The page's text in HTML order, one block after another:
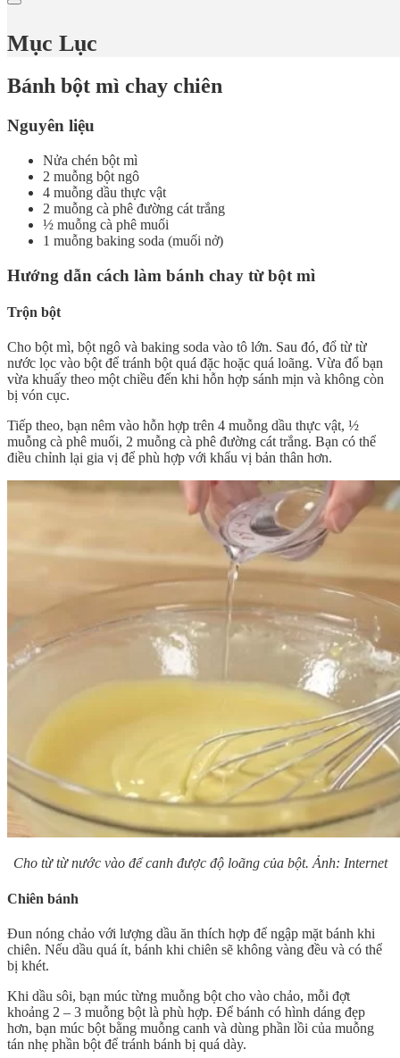
Mục Lục
Bánh bột mì chay chiên
Nguyên liệu
Nửa chén bột mì
2 muỗng bột ngô
4 muỗng dầu thực vật
2 muỗng cà phê đường cát trắng
½ muỗng cà phê muối
1 muỗng baking soda (muối nở)
Hướng dẫn cách làm bánh chay từ bột mì
Trộn bột
Cho bột mì, bột ngô và baking soda vào tô lớn. Sau đó, đổ từ từ
nước lọc vào bột để tránh bột quá đặc hoặc quá loãng. Vừa đổ bạn
vừa khuấy theo một chiều đến khi hỗn hợp sánh mịn và không còn
bị vón cục.
Tiếp theo, bạn nêm vào hỗn hợp trên 4 muỗng dầu thực vật, ½
muỗng cà phê muối, 2 muỗng cà phê đường cát trắng. Bạn có thể
điều chỉnh lại gia vị để phù hợp với khẩu vị bản thân hơn.
Cho từ từ nước vào để canh được độ loãng của bột. Ảnh: Internet
Chiên bánh
Đun nóng chảo với lượng dầu ăn thích hợp để ngập mặt bánh khi
chiên. Nếu dầu quá ít, bánh khi chiên sẽ không vàng đều và có thể
bị khét.
Khi dầu sôi, bạn múc từng muỗng bột cho vào chảo, mỗi đợt
khoảng 2 – 3 muỗng bột là phù hợp. Để bánh có hình dáng đẹp
hơn, bạn múc bột bằng muỗng canh và dùng phần lồi của muỗng
tán nhẹ phần bột để tránh bánh bị quá dày.